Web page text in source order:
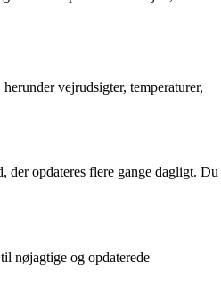
vejrudsigter, temperaturer,
der opdateres flere gange dagligt. Du
nøjagtige og opdaterede